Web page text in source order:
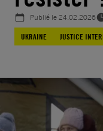
Publié le24.02.2026
UKRAINE
JUSTICE